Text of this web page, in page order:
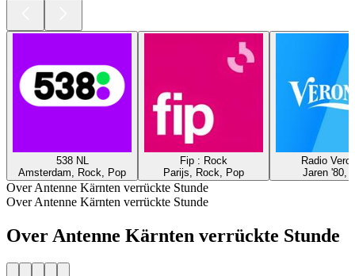
538 NL
Amsterdam, Rock, Pop
Fip : Rock
Parijs, Rock, Pop
Radio
Jaren '80,
Over Antenne Kärnten verrückte Stunde
Over Antenne Kärnten verrückte Stunde
Over Antenne Kärnten verrückte Stunde